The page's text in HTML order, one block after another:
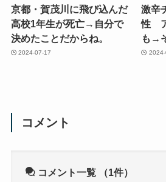
京都・賀茂川に飛び込んだ
高校1年生が死亡→自分で
決めたことだからね。
2024-07-17
激辛
性
も→
コメント
コメント一覧 （1件）